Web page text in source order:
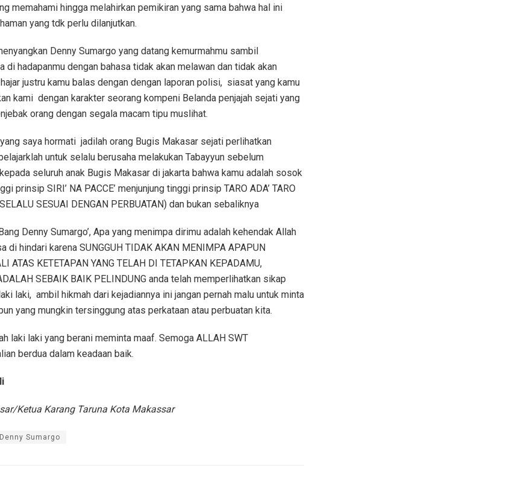
memahami hingga melahirkan pemikiran yang sama bahwa hal ini
yang tdk perlu dilanjutkan.
Denny Sumargo yang datang kemurmahmu sambil
di hadapanmu dengan bahasa tidak akan melawan dan tidak akan
justru kamu balas dengan dengan laporan polisi, siasat yang kamu
kami dengan karakter seorang kompeni Belanda penjajah sejati yang
orang dengan segala macam tipu muslihat.
saya hormati jadilah orang Bugis Makasar sejati perlihatkan
untuk selalu berusaha melakukan Tabayyun sebelum
seluruh anak Bugis Makasar di jakarta bahwa kamu adalah sosok
prinsip SIRI’ NA PACCE’ menjunjung tinggi prinsip TARO ADA’ TARO
SESUAI DENGAN PERBUATAN) dan bukan sebaliknya
Denny Sumargo’, Apa yang menimpa dirimu adalah kehendak Allah
di hindari karena SUNGGUH TIDAK AKAN MENIMPA APAPUN
ATAS KETETAPAN YANG TELAH DI TETAPKAN KEPADAMU,
SEBAIK BAIK PELINDUNG anda telah memperlihatkan sikap
laki, ambil hikmah dari kejadiannya ini jangan pernah malu untuk minta
yang mungkin tersinggung atas perkataan atau perbuatan kita.
laki laki yang berani meminta maaf. Semoga ALLAH SWT
berdua dalam keadaan baik.
Ketua Karang Taruna Kota Makassar
Sumargo